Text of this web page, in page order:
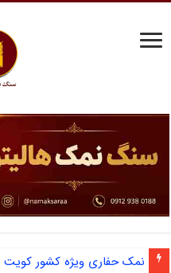
نمک حفاری ویژه کشور کویت
آشنایی با نمک دانه شکری و